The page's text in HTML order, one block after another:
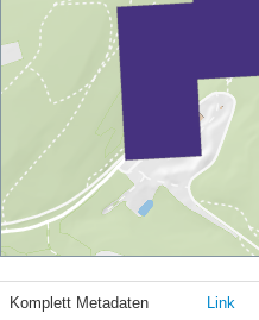
Komplett Metadaten Link